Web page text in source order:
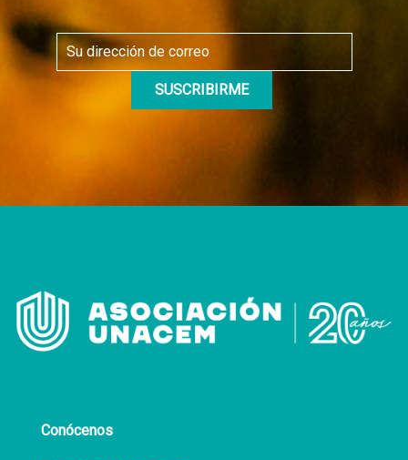
Conócenos